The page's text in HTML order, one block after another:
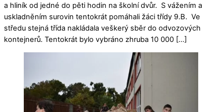
a hliník od jedné do pěti hodin na školní dvůr. S vážením a
uskladněním surovin tentokrát pomáhali žáci třídy 9.B. Ve
středu stejná třída nakládala veškerý sběr do odvozových
kontejnerů. Tentokrát bylo vybráno zhruba 10 000 […]